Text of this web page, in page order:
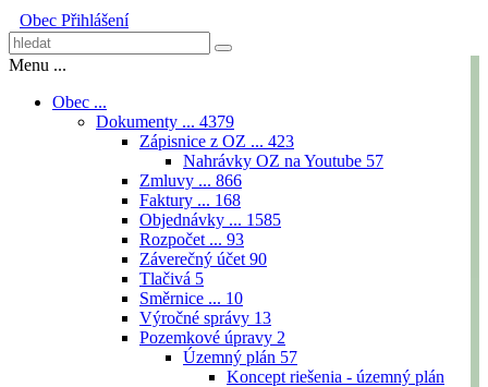
Obec Přihlášení
Menu ...
Obec ...
Dokumenty ... 4379
Zápisnice z OZ ... 423
Nahrávky OZ na Youtube 57
Zmluvy ... 866
Faktury ... 168
Objednávky ... 1585
Rozpočet ... 93
Záverečný účet 90
Tlačivá 5
Směrnice ... 10
Výročné správy 13
Pozemkové úpravy 2
Územný plán 57
Koncept riešenia - územný plán